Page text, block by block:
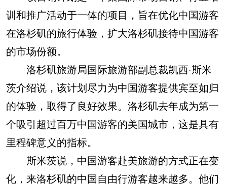
训和推广活动于一体的项目，旨在优化中国游客
在洛杉矶的旅行体验，扩大洛杉矶接待中国游客
的市场份额。
洛杉矶旅游局国际旅游部副总裁凯西·斯米
茨介绍说，该计划尽力为中国游客提供宾至如归
的体验，取得了良好效果。洛杉矶去年成为第一
个吸引超过百万中国游客的美国城市，这是具有
里程碑意义的指标。
斯米茨说，中国游客赴美旅游的方式正在变
化，来洛杉矶的中国自由行游客越来越多。他们